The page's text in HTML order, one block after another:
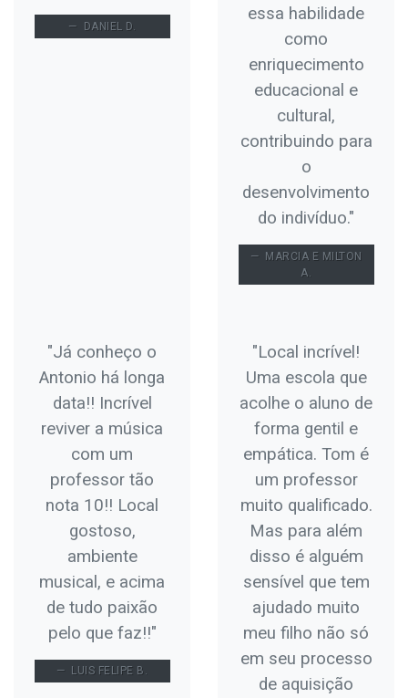
DANIEL D.
essa habilidade
como
enriquecimento
educacional e
cultural,
contribuindo para
o
desenvolvimento
do indivíduo."
MARCIA E MILTON
A.
"Já conheço o
Antonio há longa
data!! Incrível
reviver a música
com um
professor tão
nota 10!! Local
gostoso,
ambiente
musical, e acima
de tudo paixão
pelo que faz!!"
LUIS FELIPE B.
"Local incrível!
Uma escola que
acolhe o aluno de
forma gentil e
empática. Tom é
um professor
muito qualificado.
Mas para além
disso é alguém
sensível que tem
ajudado muito
meu filho não só
em seu processo
de aquisição